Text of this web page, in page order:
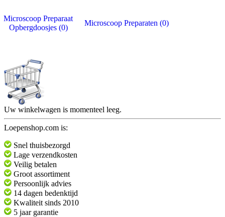
Microscoop Preparaat
Opbergdoosjes (0)
Microscoop Preparaten (0)
Uw winkelwagen is momenteel leeg.
Loepenshop.com is:
Snel thuisbezorgd
Lage verzendkosten
Veilig betalen
Groot assortiment
Persoonlijk advies
14 dagen bedenktijd
Kwaliteit sinds 2010
5 jaar garantie